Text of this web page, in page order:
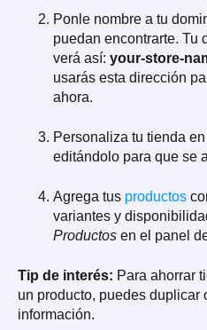
Ponle nombre a tu
puedan encontrarte. Tu
verá así: your-store-
usarás esta dirección
ahora.
Personaliza tu tienda
editándolo para que se
Agrega tus productos
variantes y
Productos en el panel
Tip de interés: Para ahorrar
un producto, puedes duplicar
información.